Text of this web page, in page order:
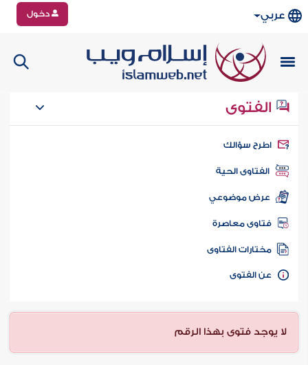
عربي دخول
الفتوى
سؤالك
الفتاوى الحية
عرض موضوعي
فتاوى معاصرة
مختارات الفتاوى
الفتوى
لا يوجد فتوى بهذا الرقم